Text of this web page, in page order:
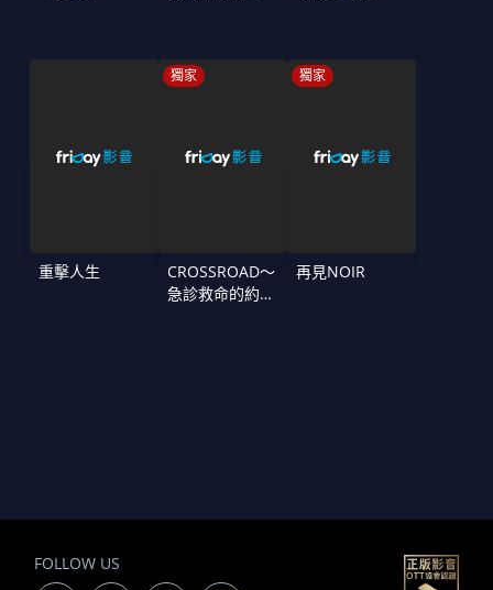
重擊人生
獨家
CROSSROAD～
急診救命的約定
獨家
再見NOIR
FOLLOW US